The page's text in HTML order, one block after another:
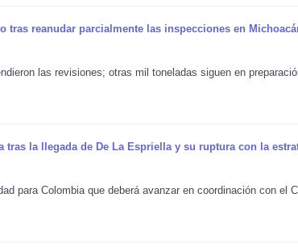
tras reanudar parcialmente las inspecciones en
las revisiones; otras mil toneladas siguen en
la llegada de De La Espriella y su ruptura con la
para Colombia que deberá avanzar en coordinación con el